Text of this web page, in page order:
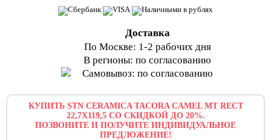
Доставка
По Москве: 1-2 рабочих дня
В регионы: по согласованию
Самовывоз: по согласованию
КУПИТЬ STN CERAMICA TACORA CAMEL MT RECT
22,7X119,5 СО СКИДКОЙ ДО 20%.
ПОЗВОНИТЕ И ПОЛУЧИТЕ ИНДИВИДУАЛЬНОЕ
ПРЕДЛОЖЕНИЕ!